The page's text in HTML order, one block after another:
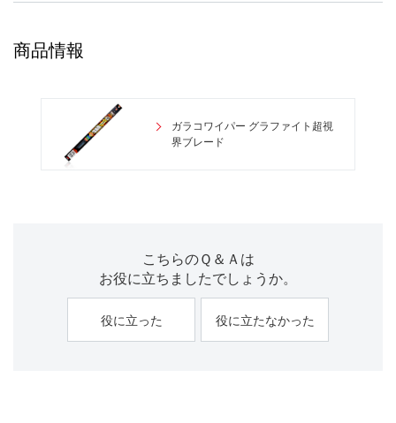
商品情報
ガラコワイパー グラファイト超視
界ブレード
こちらのＱ＆Ａは
お役に立ちましたでしょうか。
役に立った 役に立たなかった